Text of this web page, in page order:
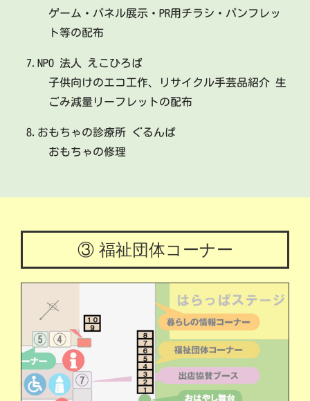
ゲーム・パネル展示・PR用チラシ・パンフレッ
ト等の配布
7.NPO 法人 えこひろば
子供向けのエコ工作、リサイクル手芸品紹介 生
ごみ減量リーフレットの配布
8.おもちゃの診療所 ぐるんぱ
おもちゃの修理
③ 福祉団体コーナー